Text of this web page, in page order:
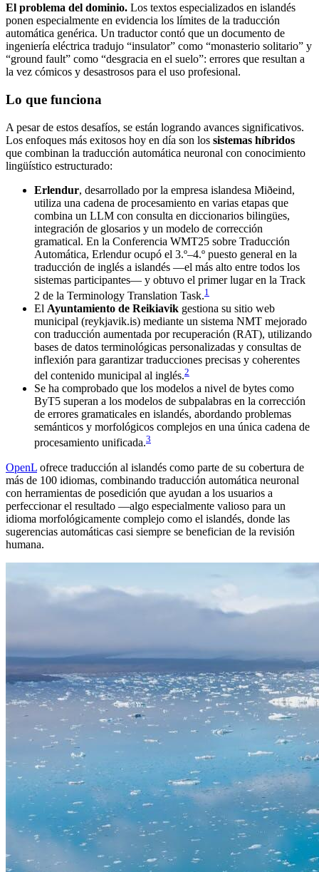
El problema del dominio. Los textos especializados en islandés
ponen especialmente en evidencia los límites de la traducción
automática genérica. Un traductor contó que un documento de
ingeniería eléctrica tradujo “insulator” como “monasterio solitario” y
“ground fault” como “desgracia en el suelo”: errores que resultan a
la vez cómicos y desastrosos para el uso profesional.
Lo que funciona
A pesar de estos desafíos, se están logrando avances significativos.
Los enfoques más exitosos hoy en día son los sistemas híbridos
que combinan la traducción automática neuronal con conocimiento
lingüístico estructurado:
Erlendur, desarrollado por la empresa islandesa Miðeind,
utiliza una cadena de procesamiento en varias etapas que
combina un LLM con consulta en diccionarios bilingües,
integración de glosarios y un modelo de corrección
gramatical. En la Conferencia WMT25 sobre Traducción
Automática, Erlendur ocupó el 3.º–4.º puesto general en la
traducción de inglés a islandés —el más alto entre todos los
sistemas participantes— y obtuvo el primer lugar en la Track
2 de la Terminology Translation Task.1
El Ayuntamiento de Reikiavik gestiona su sitio web
municipal (reykjavik.is) mediante un sistema NMT mejorado
con traducción aumentada por recuperación (RAT), utilizando
bases de datos terminológicas personalizadas y consultas de
inflexión para garantizar traducciones precisas y coherentes
del contenido municipal al inglés.2
Se ha comprobado que los modelos a nivel de bytes como
ByT5 superan a los modelos de subpalabras en la corrección
de errores gramaticales en islandés, abordando problemas
semánticos y morfológicos complejos en una única cadena de
procesamiento unificada.3
OpenL ofrece traducción al islandés como parte de su cobertura de
más de 100 idiomas, combinando traducción automática neuronal
con herramientas de posedición que ayudan a los usuarios a
perfeccionar el resultado —algo especialmente valioso para un
idioma morfológicamente complejo como el islandés, donde las
sugerencias automáticas casi siempre se benefician de la revisión
humana.